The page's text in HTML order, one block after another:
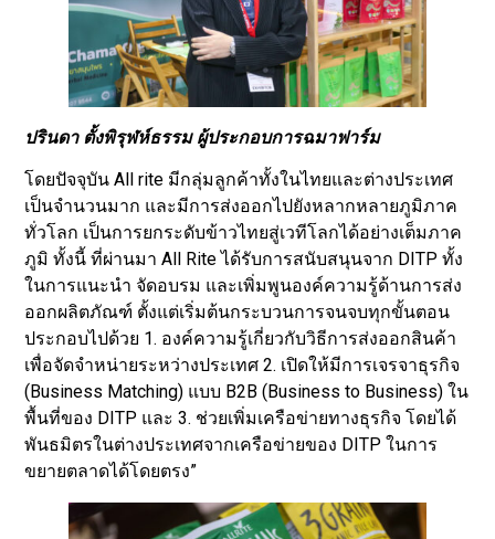
ปรินดา ตั้งพิรุฬห์ธรรม ผู้ประกอบการฉมาฟาร์ม
โดยปัจจุบัน All rite มีกลุ่มลูกค้าทั้งในไทยและต่างประเทศ
เป็นจำนวนมาก และมีการส่งออกไปยังหลากหลายภูมิภาค
ทั่วโลก เป็นการยกระดับข้าวไทยสู่เวทีโลกได้อย่างเต็มภาค
ภูมิ ทั้งนี้ ที่ผ่านมา All Rite ได้รับการสนับสนุนจาก DITP ทั้ง
ในการแนะนำ จัดอบรม และเพิ่มพูนองค์ความรู้ด้านการส่ง
ออกผลิตภัณฑ์ ตั้งแต่เริ่มต้นกระบวนการจนจบทุกขั้นตอน
ประกอบไปด้วย 1. องค์ความรู้เกี่ยวกับวิธีการส่งออกสินค้า
เพื่อจัดจำหน่ายระหว่างประเทศ 2. เปิดให้มีการเจรจาธุรกิจ
(Business Matching) แบบ B2B (Business to Business) ใน
พื้นที่ของ DITP และ 3. ช่วยเพิ่มเครือข่ายทางธุรกิจ โดยได้
พันธมิตรในต่างประเทศจากเครือข่ายของ DITP ในการ
ขยายตลาดได้โดยตรง”